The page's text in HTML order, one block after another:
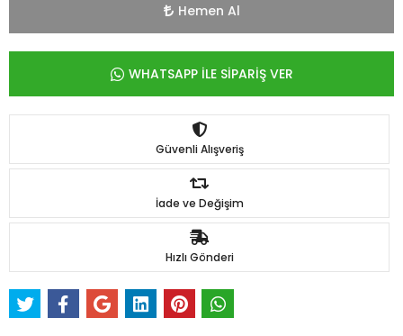
Hemen Al
WHATSAPP İLE SİPARİŞ VER
Güvenli Alışveriş
İade ve Değişim
Hızlı Gönderi